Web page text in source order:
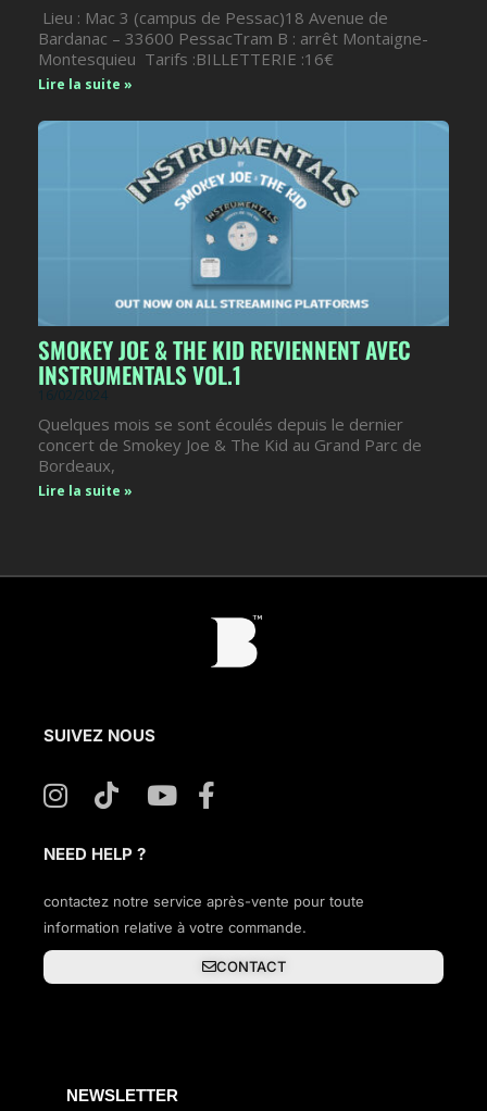
Lieu : Mac 3 (campus de Pessac)18 Avenue de
Bardanac – 33600 PessacTram B : arrêt Montaigne-
Montesquieu Tarifs :BILLETTERIE :16€
Lire la suite »
SMOKEY JOE & THE KID REVIENNENT AVEC
INSTRUMENTALS VOL.1
16/02/2024
Quelques mois se sont écoulés depuis le dernier
concert de Smokey Joe & The Kid au Grand Parc de
Bordeaux,
Lire la suite »
SUIVEZ NOUS
NEED HELP ?
contactez notre service après-vente pour toute
information relative à votre commande.
CONTACT
NEWSLETTER